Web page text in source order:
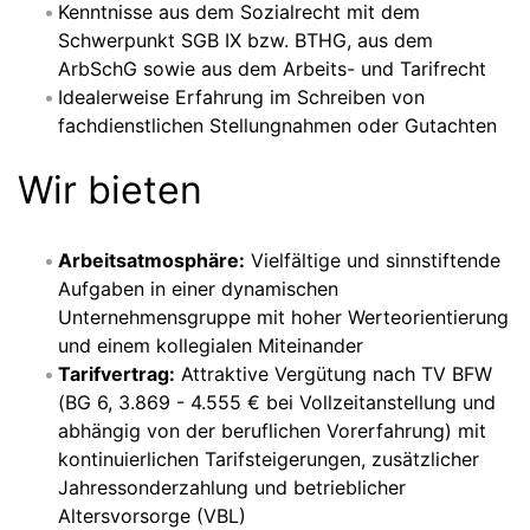
Kenntnisse aus dem Sozialrecht mit dem
Schwerpunkt SGB IX bzw. BTHG, aus dem
ArbSchG sowie aus dem Arbeits- und Tarifrecht
Idealerweise Erfahrung im Schreiben von
fachdienstlichen Stellungnahmen oder Gutachten
Wir bieten
Arbeitsatmosphäre: Vielfältige und sinnstiftende
Aufgaben in einer dynamischen
Unternehmensgruppe mit hoher Werteorientierung
und einem kollegialen Miteinander
Tarifvertrag: Attraktive Vergütung nach TV BFW
(BG 6, 3.869 - 4.555 € bei Vollzeitanstellung und
abhängig von der beruflichen Vorerfahrung) mit
kontinuierlichen Tarifsteigerungen, zusätzlicher
Jahressonderzahlung und betrieblicher
Altersvorsorge (VBL)